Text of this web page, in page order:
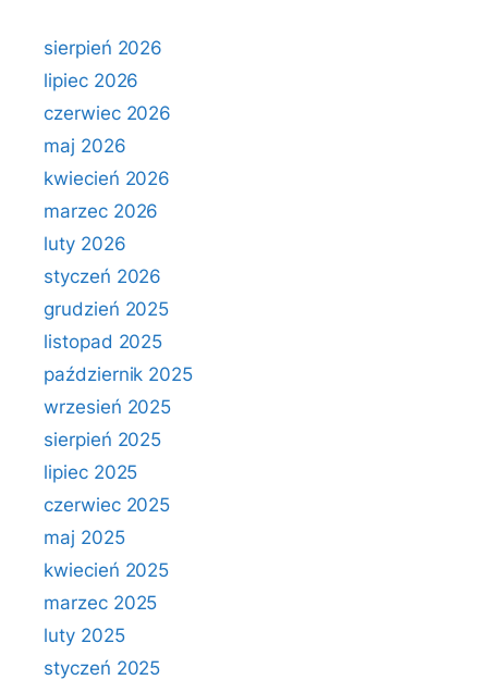
sierpień 2026
lipiec 2026
czerwiec 2026
maj 2026
kwiecień 2026
marzec 2026
luty 2026
styczeń 2026
grudzień 2025
listopad 2025
październik 2025
wrzesień 2025
sierpień 2025
lipiec 2025
czerwiec 2025
maj 2025
kwiecień 2025
marzec 2025
luty 2025
styczeń 2025